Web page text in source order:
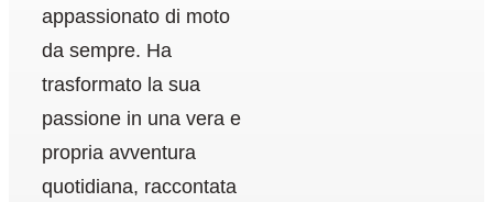
appassionato di moto
da sempre. Ha
trasformato la sua
passione in una vera e
propria avventura
quotidiana, raccontata